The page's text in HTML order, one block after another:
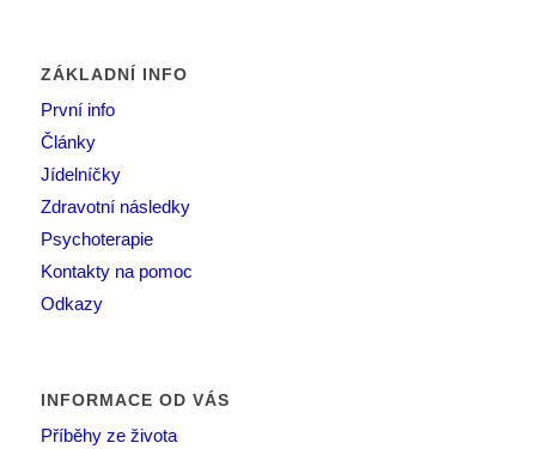
ZÁKLADNÍ INFO
První info
Články
Jídelníčky
Zdravotní následky
Psychoterapie
Kontakty na pomoc
Odkazy
INFORMACE OD VÁS
Příběhy ze života